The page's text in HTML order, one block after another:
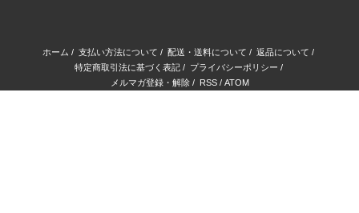
ホーム / 支払い方法について / 配送・送料について / 返品について /
特定商取引法に基づく表記/ プライバシーポリシー /
メルマガ登録・解除/ RSS/ ATOM